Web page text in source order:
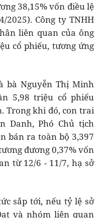
38,15% vốn điều lệ
2025). Công ty TNHH
liên quan của ông
cổ phiếu, tương ứng
bà Nguyễn Thị Minh
5,98 triệu cổ phiếu
Trong khi đó, con trai
Danh, Phó Chủ tịch
bán ra toàn bộ 3,397
đương 0,37% vốn
từ 12/6 - 11/7, hạ sở
sắp tới, nếu tỷ lệ sở
và nhóm liên quan